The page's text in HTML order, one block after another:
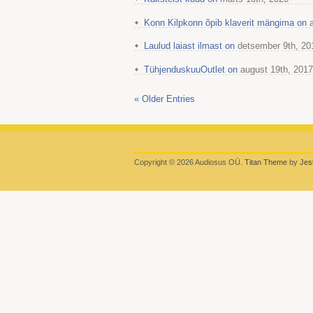
Konn Kilpkonn õpib klaverit mängima on
Laulud laiast ilmast on detsember 9th,
TühjenduskuuOutlet on august 19th, 2017
« Older Entries
Copyright © 2026 Audiosus OÜ. Titan Theme by